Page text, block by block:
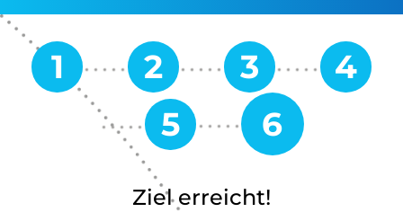
Ziel erreicht!